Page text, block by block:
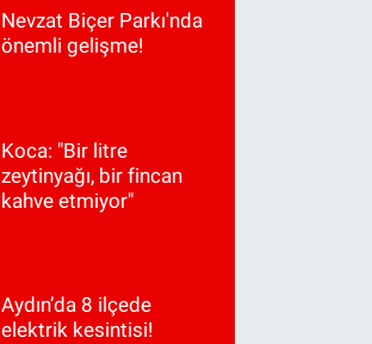
Nevzat Biçer Parkı'nda
önemli gelişme!
Koca: "Bir litre
zeytinyağı, bir fincan
kahve etmiyor"
Aydın’da 8 ilçede
elektrik kesintisi!